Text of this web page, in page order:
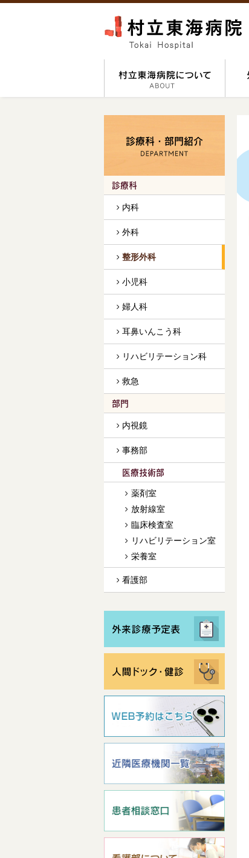
診療科・部門紹介
診療科
内科
外科
整形外科
小児科
婦人科
耳鼻いんこう科
リハビリテーション科
救急
部門
内視鏡
事務部
医療技術部
薬剤室
放射線室
臨床検査室
リハビリテーション室
栄養室
看護部